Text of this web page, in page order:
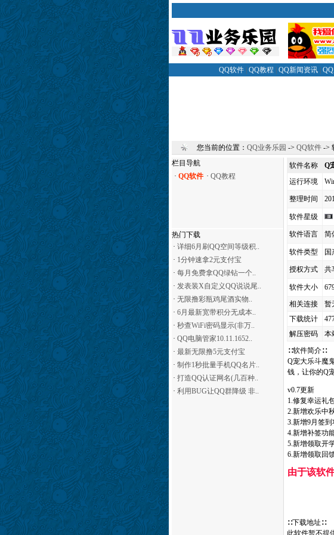
QQ软件 QQ教程 QQ新闻资讯
您当前的位置： QQ业务乐园 -> QQ软件 ->
栏目导航
· QQ软件 · QQ教程
热门下载
· 详细6月刷QQ空间等级积..
· 1分钟速拿2元支付宝
· 每月免费拿QQ绿钻一个..
· 发表装X自定义QQ说说尾..
· 无限撸彩瓶鸡尾酒实物..
· 6月最新宽带积分无成本..
· 秒查WiFi密码显示(非万..
· QQ电脑管家10.11.1652..
· 最新无限撸5元支付宝
· 制作1秒批量手机QQ名片..
· 打造QQ认证网名(几百种..
· 利用BUG让QQ群降级 非..
软件名称
Q
运行环境
整理时间
软件星级
软件语言 简
软件类型 国
授权方式 共
软件大小
相关连接
下载统计
解压密码
本
∷软件简介∷
Q宠大乐斗魔
钱，让你的Q
v0.7更新
1.修复幸运礼
2.新增欢乐中
3.新增9月签到
4.新增补签功
5.新增领取开
6.新增领取回
由于该软
∷下载地址∷
此软件暂不提